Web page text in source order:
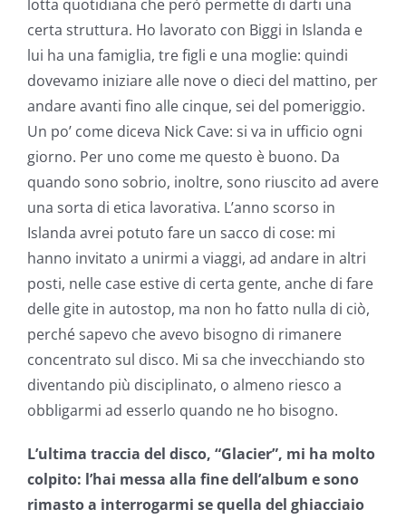
lotta quotidiana che però permette di darti una
certa struttura. Ho lavorato con Biggi in Islanda e
lui ha una famiglia, tre figli e una moglie: quindi
dovevamo iniziare alle nove o dieci del mattino, per
andare avanti fino alle cinque, sei del pomeriggio.
Un po’ come diceva Nick Cave: si va in ufficio ogni
giorno. Per uno come me questo è buono. Da
quando sono sobrio, inoltre, sono riuscito ad avere
una sorta di etica lavorativa. L’anno scorso in
Islanda avrei potuto fare un sacco di cose: mi
hanno invitato a unirmi a viaggi, ad andare in altri
posti, nelle case estive di certa gente, anche di fare
delle gite in autostop, ma non ho fatto nulla di ciò,
perché sapevo che avevo bisogno di rimanere
concentrato sul disco. Mi sa che invecchiando sto
diventando più disciplinato, o almeno riesco a
obbligarmi ad esserlo quando ne ho bisogno.
L’ultima traccia del disco, “Glacier”, mi ha molto
colpito: l’hai messa alla fine dell’album e sono
rimasto a interrogarmi sequella del ghiacciaio